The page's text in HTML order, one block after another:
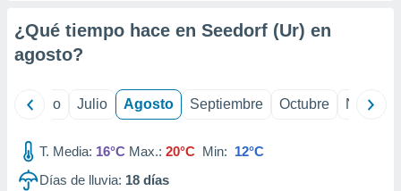
¿Qué tiempo hace en Seedorf (Ur) en
agosto?
Junio Julio Agosto Septiembre Octubre
T. Media: 16°C Max.: 20°C Min: 12°C
Días de lluvia: 18 días